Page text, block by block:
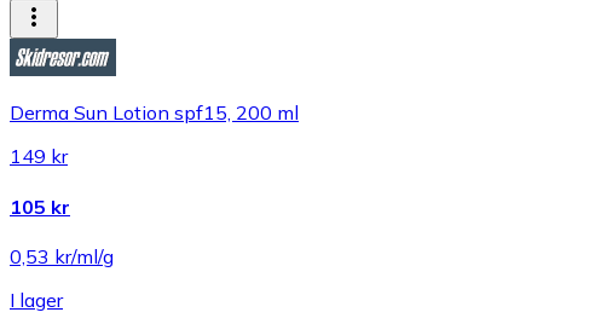
Derma Sun Lotion spf15, 200 ml
149 kr
105 kr
0,53 kr/ml/g
I lager